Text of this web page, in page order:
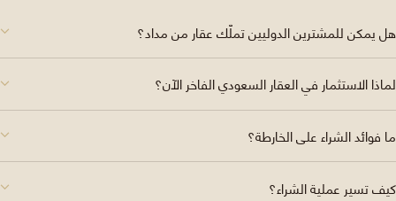
هل يمكن للمشترين الدوليين تملّك عقار من مداد؟
لماذا الاستثمار في العقار السعودي الفاخر الآن؟
ما فوائد الشراء على الخارطة؟
كيف تسير عملية الشراء؟